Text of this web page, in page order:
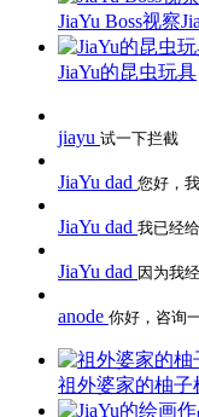
JiaYu Boss视察
JiaYu的昆虫玩具
jiayu 试一下拦截
JiaYu dad 您好，
JiaYu dad 我已经
JiaYu dad 因为我
anode 你好，咨询
祖外婆家的柚子